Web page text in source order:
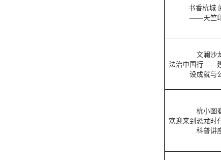
书香杭城
——天竺
文澜沙
法治中国行——
设成就与
杭小图
欢迎来到恐龙
科普讲